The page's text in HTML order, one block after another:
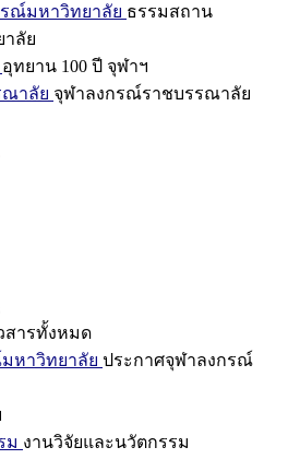
ณ์มหาวิทยาลัย ธรรมสถาน
ลัย
อุทยาน 100 ปี จุฬาฯ
ณาลัย จุฬาลงกรณ์ราชบรรณาลัย
สารทั้งหมด
หาวิทยาลัย ประกาศจุฬาลงกรณ์
ม งานวิจัยและนวัตกรรม